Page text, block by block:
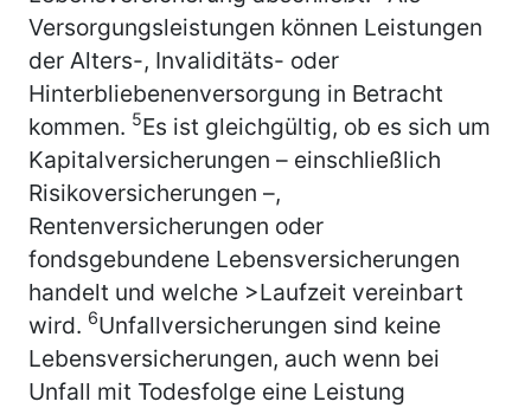
Versorgungsleistungen können Leistungen
der Alters-, Invaliditäts- oder
Hinterbliebenenversorgung in Betracht
kommen. 5Es ist gleichgültig, ob es sich um
Kapitalversicherungen – einschließlich
Risikoversicherungen –,
Rentenversicherungen oder
fondsgebundene Lebensversicherungen
handelt und welche >Laufzeit vereinbart
wird. 6Unfallversicherungen sind keine
Lebensversicherungen, auch wenn bei
Unfall mit Todesfolge eine Leistung